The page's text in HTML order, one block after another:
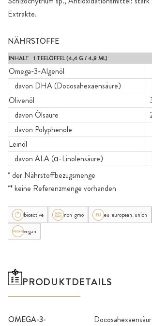
Extrakte.
NÄHRSTOFFE
INHALT 1 TEELÖFFEL (4,4 G / 4,8 ML)
Omega-3-Algenöl
davon DHA (Docosahexaensäure)
Olivenöl
davon Ölsäure
davon Polyphenole
Leinöl
davon ALA (α-Linolensäure)
* der Nährstoffbezugsmenge
** keine Referenzmenge vorhanden
bioactive non-gmo eu-european_union
vegan
PRODUKTDETAILS
OMEGA-3-